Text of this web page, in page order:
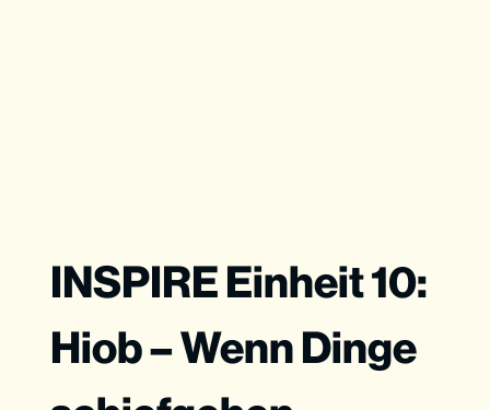
INSPIRE Einheit 10:
Hiob – Wenn Dinge